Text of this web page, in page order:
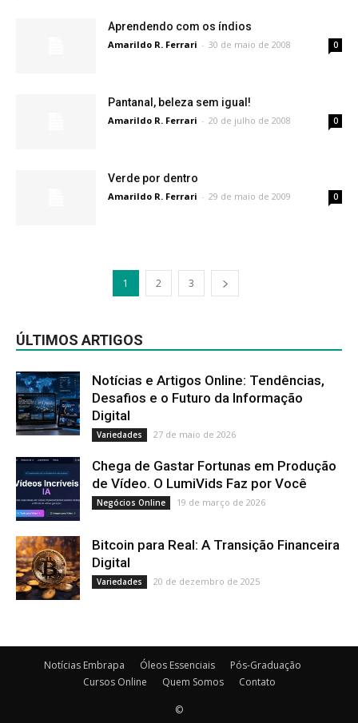
Aprendendo com os índios
Amarildo R. Ferrari - 30 de maio de 2008 0
Pantanal, beleza sem igual!
Amarildo R. Ferrari - 20 de julho de 2008 0
Verde por dentro
Amarildo R. Ferrari - 29 de maio de 2009 0
1 2 3
ÚLTIMOS ARTIGOS
Notícias e Artigos Online: Tendências,
Desafios e o Futuro da Informação
Digital
Variedades 27 de maio de 2026
Chega de Gastar Fortunas em Produção
de Vídeo. O LumiVids Faz por Você
Negócios Online 19 de março de 2026
Bitcoin para Real: A Transição Financeira
Digital
Variedades 20 de dezembro de 2025
Notícias Embrapa Óleos Essenciais
Pós-Graduação
Cursos Online
Quem Somos Contato
©